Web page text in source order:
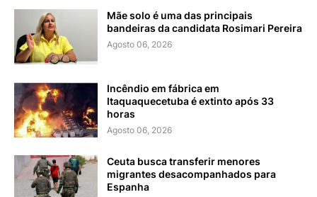
Mãe solo é uma das principais
bandeiras da candidata Rosimari Pereira
Agosto 06, 2026
Incêndio em fábrica em
Itaquaquecetuba é extinto após 33
horas
Agosto 06, 2026
Ceuta busca transferir menores
migrantes desacompanhados para
Espanha